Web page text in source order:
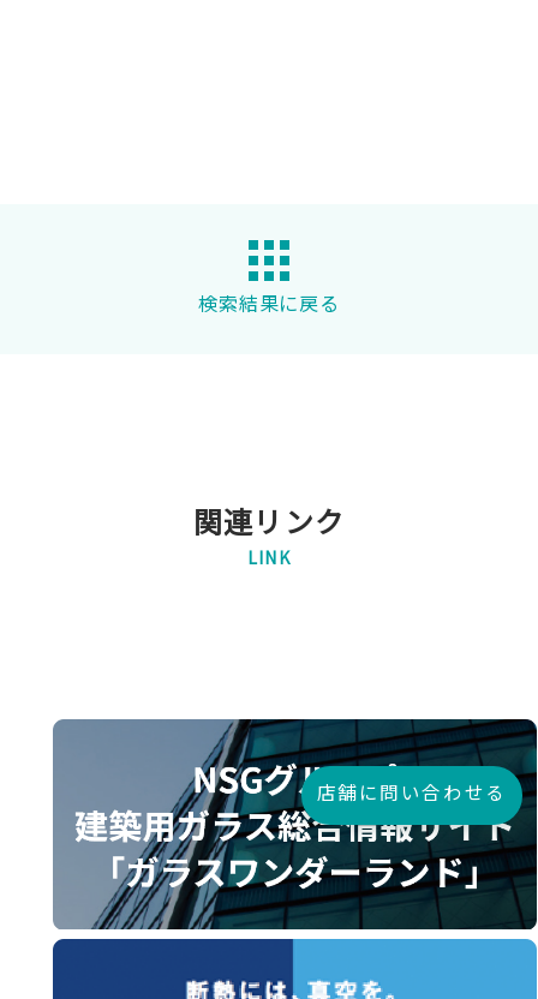
検索結果に戻る
関連リンク
LINK
店舗に問い合わせる